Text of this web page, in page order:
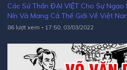
Nội dung: Ông là người mang
quân Nguyên, và ngồi trên ngôi
năm, ông là ai?
[Ký ức vui vẻ]
Các Sứ Thần ĐẠI VIỆT Cho Sự Ngạo
Nín Và Mang Cả Thế Giới Về Việt
86 lượt xem - 17:50, 03/03/2022